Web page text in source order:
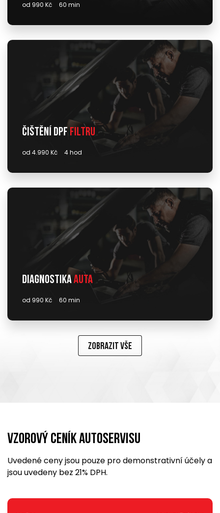
od 990 Kč 60 min
Čištění DPF filtru
od 4.990 Kč 4 hod
Diagnostikaauta
od 990 Kč 60 min
Zobrazit vše
Vzorový ceník Autoservisu
Uvedené ceny jsou pouze pro demonstrativní účely a
jsou uvedeny bez 21% DPH.